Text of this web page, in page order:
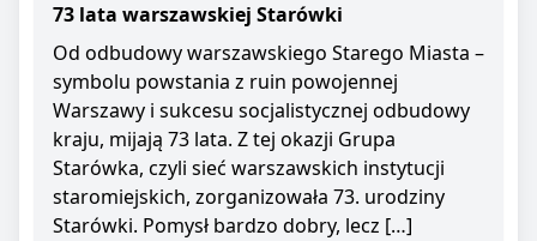
73 lata warszawskiej Starówki
Od odbudowy warszawskiego Starego Miasta –
symbolu powstania z ruin powojennej
Warszawy i sukcesu socjalistycznej odbudowy
kraju, mijają 73 lata. Z tej okazji Grupa
Starówka, czyli sieć warszawskich instytucji
staromiejskich, zorganizowała 73. urodziny
Starówki. Pomysł bardzo dobry, lecz […]